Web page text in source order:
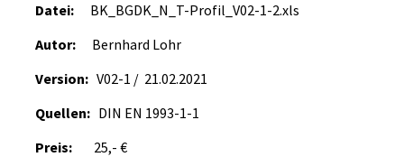
Datei: BK_BGDK_N_T-Profil_V02-1-2.xls
Autor:
Bernhard Lohr
Version: V02-1 / 21.02.2021
Quellen: DIN EN 1993-1-1
Preis:
25,- €